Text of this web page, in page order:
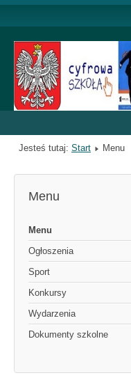
Jesteś tutaj: Start Menu
Menu
Menu
Ogłoszenia
Sport
Konkursy
Wydarzenia
Dokumenty szkolne